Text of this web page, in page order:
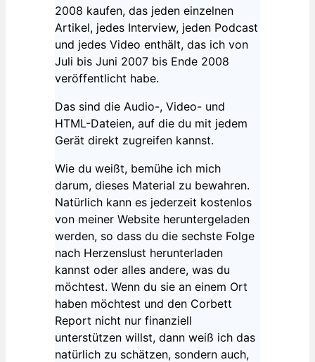
2008 kaufen, das jeden einzelnen
Artikel, jedes Interview, jeden Podcast
und jedes Video enthält, das ich von
Juli bis Juni 2007 bis Ende 2008
veröffentlicht habe.
Das sind die Audio-, Video- und
HTML-Dateien, auf die du mit jedem
Gerät direkt zugreifen kannst.
Wie du weißt, bemühe ich mich
darum, dieses Material zu bewahren.
Natürlich kann es jederzeit kostenlos
von meiner Website heruntergeladen
werden, so dass du die sechste Folge
nach Herzenslust herunterladen
kannst oder alles andere, was du
möchtest. Wenn du sie an einem Ort
haben möchtest und den Corbett
Report nicht nur finanziell
unterstützen willst, dann weiß ich das
natürlich zu schätzen, sondern auch,